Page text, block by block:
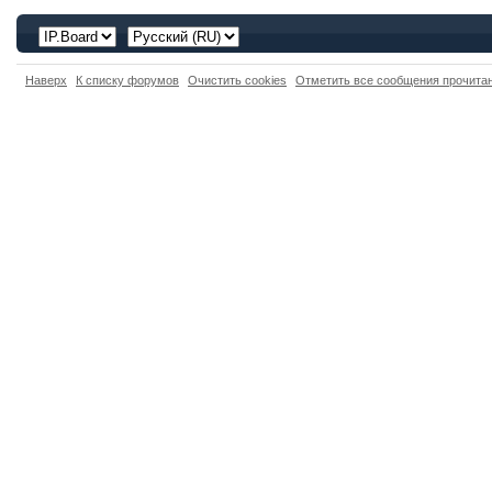
Наверх К списку форумов Очистить cookies Отметить все сообщения